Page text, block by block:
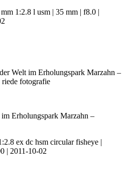
1:2.8 l usm | 35 mm | f8.0 |
Erholungspark Marzahn –
ex dc hsm circular fisheye |
| 2011-10-02